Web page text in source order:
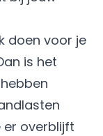
doen voor je
is het
er overblijft